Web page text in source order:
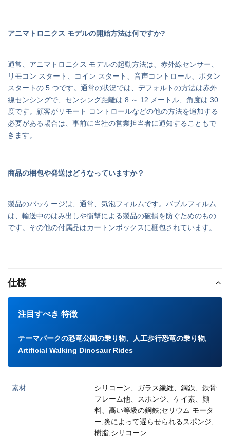
アニマトロニクス モデルの開始方法は何ですか?
通常、アニマトロニクス モデルの起動方法は、赤外線センサー、
リモコン スタート、コイン スタート、音声コントロール、ボタン
スタートの 5 つです。通常の状況では、デフォルトの方法は赤外
線センシングで、センシング距離は 8 ～ 12 メートル、角度は 30
度です。顧客がリモート コントロールなどの他の方法を追加する
必要がある場合は、事前に当社の営業担当者に通知することもで
きます。
商品の梱包や発送はどうなっていますか？
製品のパッケージは、通常、気泡フィルムです。バブルフィルム
は、輸送中のはみ出しや衝撃による製品の破損を防ぐためのもの
です。その他の付属品はカートンボックスに梱包されています。
仕様
注目すべき 特徴
テーマパークの恐竜公園の乗り物、人工歩行恐竜の乗り物
Artificial Walking Dinosaur Rides
素材:
シリコーン、ガラス繊維、鋼鉄、鉄骨
フレーム他、スポンジ、ケイ素、顔
料、高い等級の鋼鉄;セリウム モータ
ー;炎によって遅らせられるスポンジ;
樹脂;シリコーン